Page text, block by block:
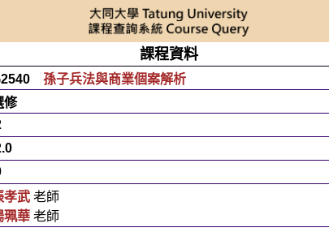
課程資料
孫子兵法與商業個案解析
修
孝武老師
珮華老師